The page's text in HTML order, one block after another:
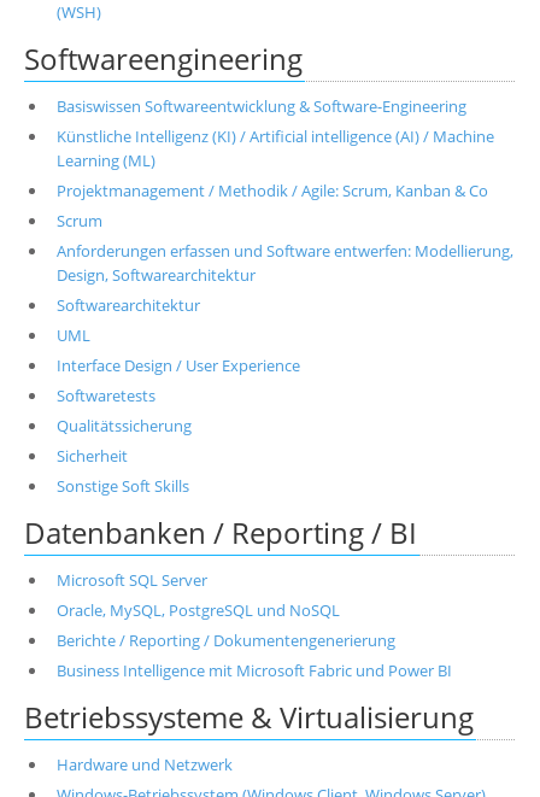
(WSH)
Softwareengineering
Basiswissen Softwareentwicklung & Software-Engineering
Künstliche Intelligenz (KI) / Artificial intelligence (AI) / Machine
Learning (ML)
Projektmanagement / Methodik / Agile: Scrum, Kanban & Co
Scrum
Anforderungen erfassen und Software entwerfen: Modellierung,
Design, Softwarearchitektur
Softwarearchitektur
UML
Interface Design / User Experience
Softwaretests
Qualitätssicherung
Sicherheit
Sonstige Soft Skills
Datenbanken / Reporting / BI
Microsoft SQL Server
Oracle, MySQL, PostgreSQL und NoSQL
Berichte / Reporting / Dokumentengenerierung
Business Intelligence mit Microsoft Fabric und Power BI
Betriebssysteme & Virtualisierung
Hardware und Netzwerk